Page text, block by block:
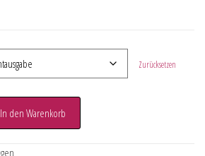
Zurücksetzen
In den Warenkorb